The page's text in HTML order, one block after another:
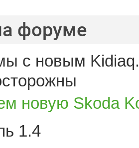
форуме
с новым
новую Skoda
1.4